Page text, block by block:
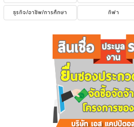
ธุรกิจ/อาชีพ/การศึกษา
กีฬา